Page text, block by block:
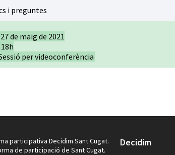
i preguntes
de maig de 2021
per videoconferència
participativa Decidim Sant Cugat.
de participació de Sant Cugat.
Decidim